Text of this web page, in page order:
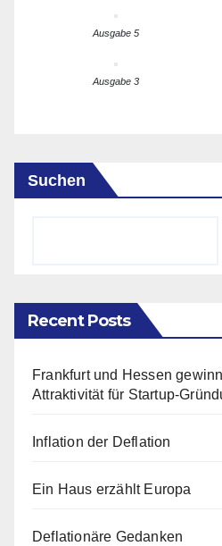
Ausgabe 5
Ausgabe 3
Suchen
Recent Posts
Frankfurt und Hessen
Attraktivität für Startup-
Inflation der Deflation
Ein Haus erzählt Europa
Deflationäre Gedanken